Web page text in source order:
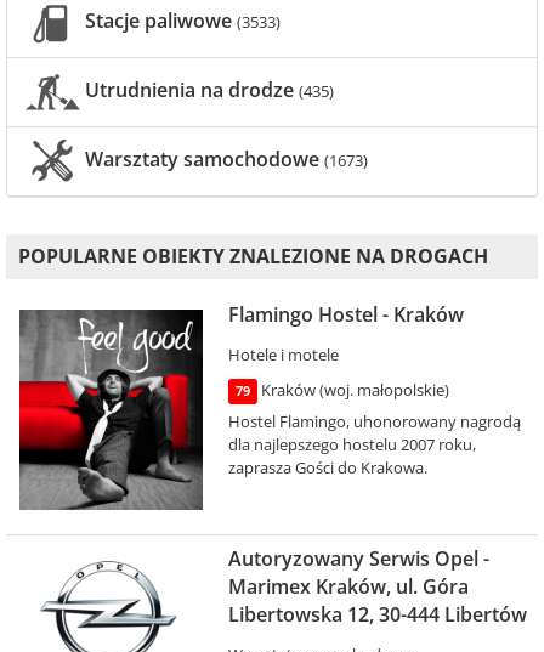
Stacje paliwowe (3533)
Utrudnienia na drodze (435)
Warsztaty samochodowe (1673)
POPULARNE OBIEKTY ZNALEZIONE NA DROGACH
Flamingo Hostel - Kraków
Hotele i motele
79
Kraków (woj. małopolskie)
Hostel Flamingo, uhonorowany nagrodą
dla najlepszego hostelu 2007 roku,
zaprasza Gości do Krakowa.
Autoryzowany Serwis Opel -
Marimex Kraków, ul. Góra
Libertowska 12, 30-444 Libertów